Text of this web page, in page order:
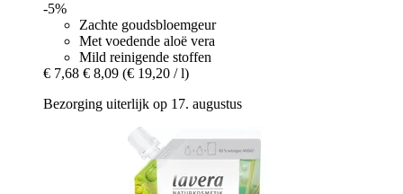
-5%
Zachte goudsbloemgeur
Met voedende aloë vera
Mild reinigende stoffen
€ 7,68 € 8,09 (€ 19,20 / l)
Bezorging uiterlijk op 17. augustus